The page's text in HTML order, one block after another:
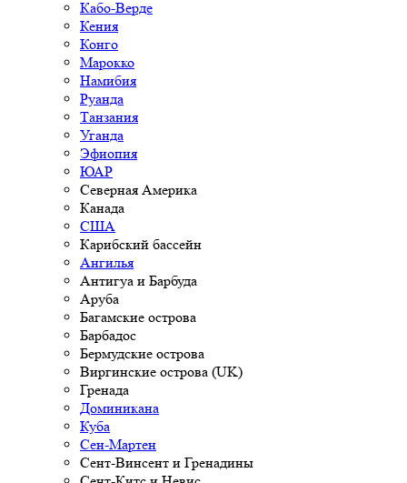
Кабо-Верде
Кения
Конго
Марокко
Намибия
Руанда
Танзания
Уганда
Эфиопия
ЮАР
Северная Америка
Канада
США
Карибский бассейн
Ангилья
Антигуа и Барбуда
Аруба
Багамские острова
Барбадос
Бермудские острова
Виргинские острова (UK)
Гренада
Доминикана
Куба
Сен-Мартен
Сент-Винсент и Гренадины